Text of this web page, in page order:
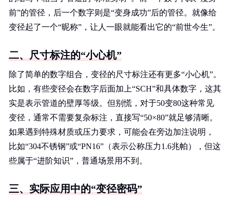
前”的管径，后一个数字则是“变身成功”后的管径。就像给
变径起了一个“昵称”，让人一眼就能看出它的“前世今生”。
二、尺寸标注的“小心机”
除了简单的数字组合，变径的尺寸标注还有更多“小心机”。
比如，有些变径会在数字后面加上“SCH”和具体数字，这其
实是表示管道的壁厚等级。但别慌，对于50变80这种常见
变径，通常不需要复杂标注，直接写“50×80”就足够清晰。
如果遇到特殊材质或压力要求，可能会在旁边加注说明，
比如“304不锈钢”或“PN16”（表示公称压力1.6兆帕），但这
些属于“进阶知识”，普通场景用不到。
三、实际应用中的“变径密码”